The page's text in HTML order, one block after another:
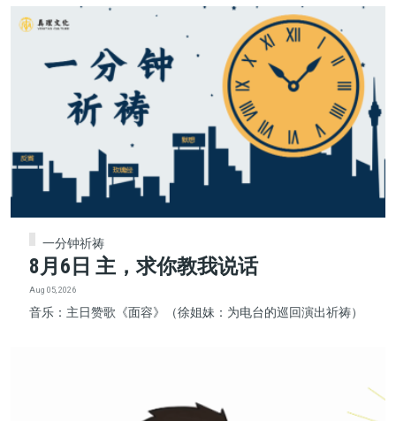
一分钟祈祷
8月6日 主，求你教我说话
Aug 05, 2026
音乐：主日赞歌《面容》（徐姐妹：为电台的巡回演出祈祷）